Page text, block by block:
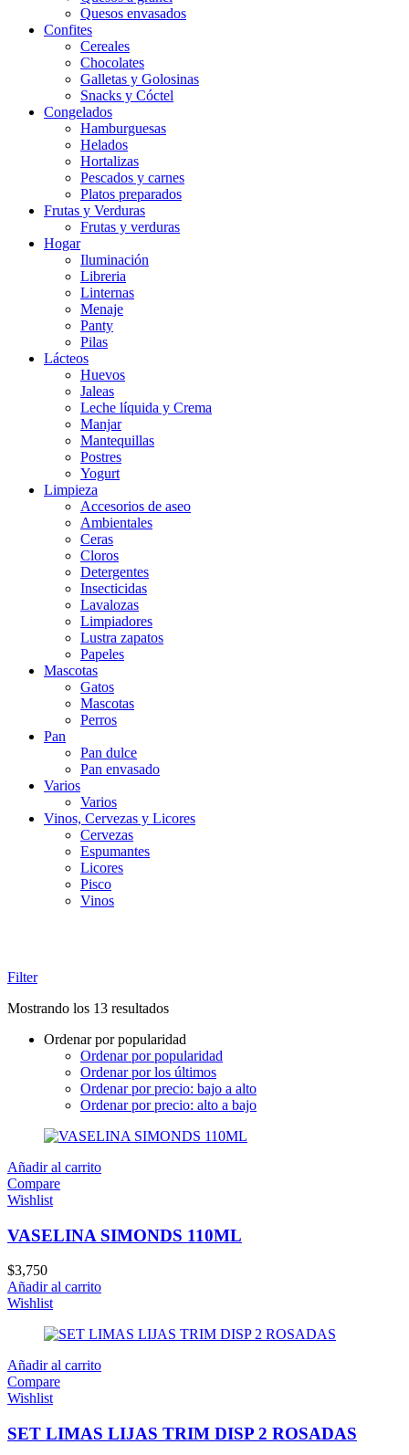
Quesos envasados
Confites
Cereales
Chocolates
Galletas y Golosinas
Snacks y Cóctel
Congelados
Hamburguesas
Helados
Hortalizas
Pescados y carnes
Platos preparados
Frutas y Verduras
Frutas y verduras
Hogar
Iluminación
Libreria
Linternas
Menaje
Panty
Pilas
Lácteos
Huevos
Jaleas
Leche líquida y Crema
Manjar
Mantequillas
Postres
Yogurt
Limpieza
Accesorios de aseo
Ambientales
Ceras
Cloros
Detergentes
Insecticidas
Lavalozas
Limpiadores
Lustra zapatos
Papeles
Mascotas
Gatos
Mascotas
Perros
Pan
Pan dulce
Pan envasado
Varios
Varios
Vinos, Cervezas y Licores
Cervezas
Espumantes
Licores
Pisco
Vinos
Filter
Mostrando los 13 resultadosOrdenado
popularidad
Ordenar por popularidad
Ordenar por popularidad
Ordenar por los últimos
Ordenar por precio: bajo a alto
Ordenar por precio: alto a bajo
Añadir al carrito
Compare
Wishlist
VASELINA SIMONDS 110ML
$3,750
Añadir al carrito
Wishlist
Añadir al carrito
Compare
Wishlist
SET LIMAS LIJAS TRIM DISP 2 ROSADAS